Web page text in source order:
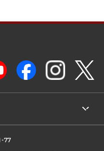
77